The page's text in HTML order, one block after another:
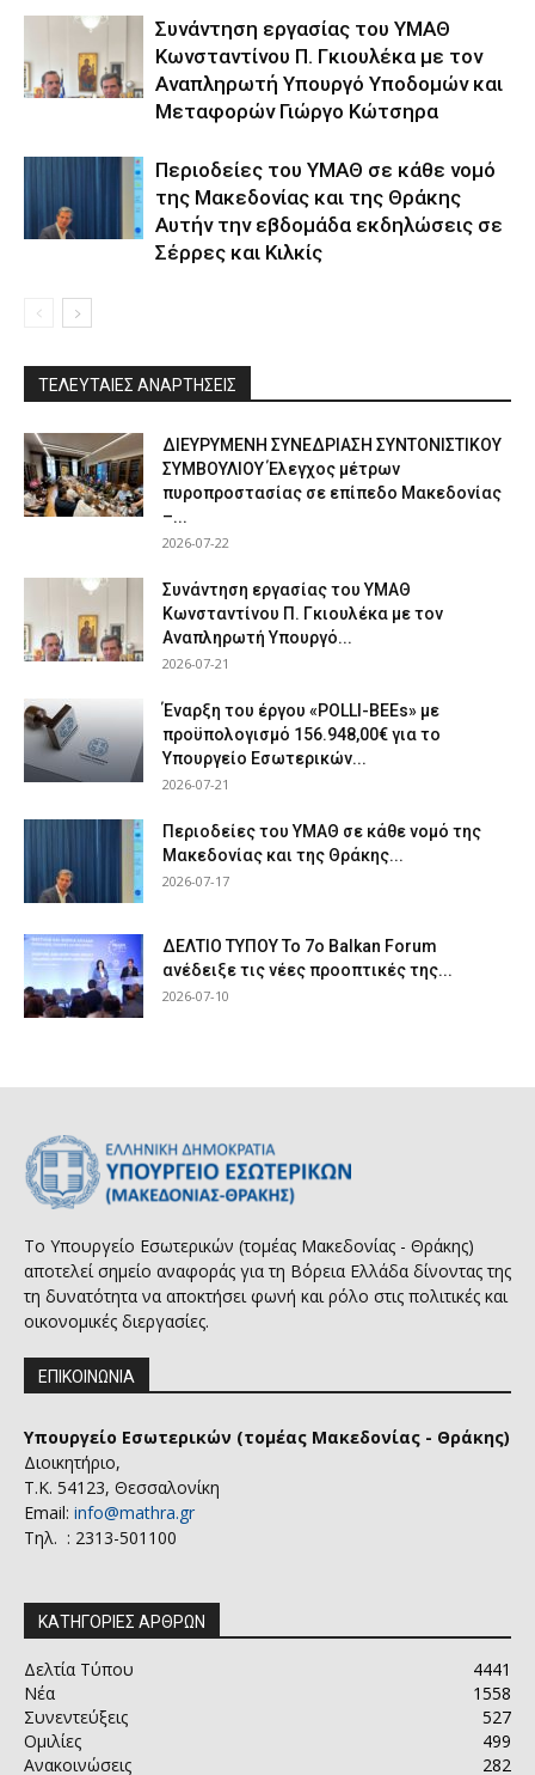
Συνάντηση εργασίας του ΥΜΑΘ
Κωνσταντίνου Π. Γκιουλέκα με τον
Αναπληρωτή Υπουργό Υποδομών και
Μεταφορών Γιώργο Κώτσηρα
Περιοδείες του ΥΜΑΘ σε κάθε νομό
της Μακεδονίας και της Θράκης
Αυτήν την εβδομάδα εκδηλώσεις σε
Σέρρες και Κιλκίς
ΤΕΛΕΥΤΑΙΕΣ ΑΝΑΡΤΗΣΕΙΣ
ΔΙΕΥΡΥΜΕΝΗ ΣΥΝΕΔΡΙΑΣΗ ΣΥΝΤΟΝΙΣΤΙΚΟΥ
ΣΥΜΒΟΥΛΙΟΥ Έλεγχος μέτρων
πυροπροστασίας σε επίπεδο Μακεδονίας
–...
2026-07-22
Συνάντηση εργασίας του ΥΜΑΘ
Κωνσταντίνου Π. Γκιουλέκα με τον
Αναπληρωτή Υπουργό...
2026-07-21
Έναρξη του έργου «POLLI-BEEs» με
προϋπολογισμό 156.948,00€ για το
Υπουργείο Εσωτερικών...
2026-07-21
Περιοδείες του ΥΜΑΘ σε κάθε νομό της
Μακεδονίας και της Θράκης...
2026-07-17
ΔΕΛΤΙΟ ΤΥΠΟΥ Το 7ο Balkan Forum
ανέδειξε τις νέες προοπτικές της...
2026-07-10
Το Υπουργείο Εσωτερικών (τομέας Μακεδονίας - Θράκης)
αποτελεί σημείο αναφοράς για τη Βόρεια Ελλάδα δίνοντας της
τη δυνατότητα να αποκτήσει φωνή και ρόλο στις πολιτικές και
οικονομικές διεργασίες.
ΕΠΙΚΟΙΝΩΝΙΑ
Υπουργείο Εσωτερικών (τομέας Μακεδονίας - Θράκης)
Διοικητήριο,
Τ.Κ. 54123, Θεσσαλονίκη
Email: info@mathra.gr
Τηλ. : 2313-501100
ΚΑΤΗΓΟΡΙΕΣ ΑΡΘΡΩΝ
Δελτία Τύπου
4441
Νέα
1558
Συνεντεύξεις
527
Ομιλίες
499
Ανακοινώσεις
282